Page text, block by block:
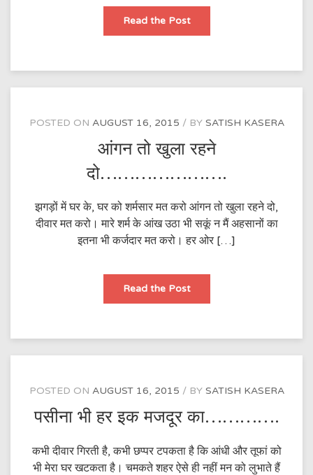
Read the Postकाटी
रात
ले-
के
POSTED ON AUGUST 16, 2015 BY SATISH KASERA
आंगन तो खुला रहने
दो………………….
झगड़ों में घर के, घर को शर्मसार मत करो आंगन तो खुला रहने दो,
दीवार मत करो। मारे शर्म के आंख उठा भी सकूं न मैं अहसानों का
इतना भी कर्जदार मत करो। हर ओर […]
Read the Postआंगन
खुला
POSTED ON AUGUST 16, 2015 BY SATISH KASERA
पसीना भी हर इक मजदूर का………….
कभी दीवार गिरती है, कभी छप्पर टपकता है कि आंधी और तूफां को
भी मेरा घर खटकता है। चमकते शहर ऐसे ही नहीं मन को लुभाते हैं